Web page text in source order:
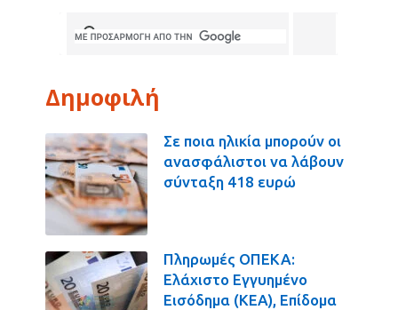
Δημοφιλή
Σε ποια ηλικία μπορούν οι
ανασφάλιστοι να λάβουν
σύνταξη 418 ευρώ
Πληρωμές ΟΠΕΚΑ:
Ελάχιστο Εγγυημένο
Εισόδημα (ΚΕΑ), Επίδομα